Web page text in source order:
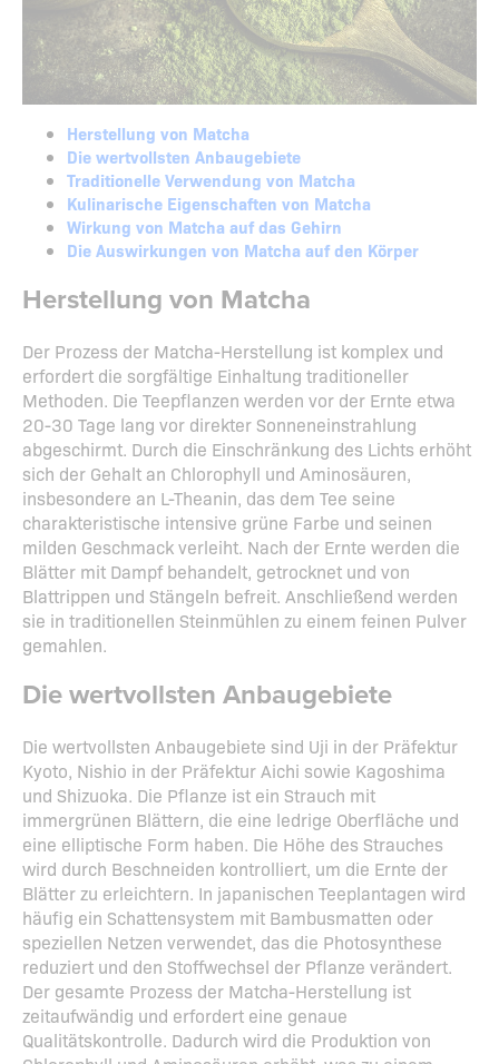
Herstellung von Matcha
Die wertvollsten Anbaugebiete
Traditionelle Verwendung von Matcha
Kulinarische Eigenschaften von Matcha
Wirkung von Matcha auf das Gehirn
Die Auswirkungen von Matcha auf den Körper
Herstellung von Matcha
Der Prozess der Matcha-Herstellung ist komplex und
erfordert die sorgfältige Einhaltung traditioneller
Methoden. Die Teepflanzen werden vor der Ernte etwa
20-30 Tage lang vor direkter Sonneneinstrahlung
abgeschirmt. Durch die Einschränkung des Lichts erhöht
sich der Gehalt an Chlorophyll und Aminosäuren,
insbesondere an L-Theanin, das dem Tee seine
charakteristische intensive grüne Farbe und seinen
milden Geschmack verleiht. Nach der Ernte werden die
Blätter mit Dampf behandelt, getrocknet und von
Blattrippen und Stängeln befreit. Anschließend werden
sie in traditionellen Steinmühlen zu einem feinen Pulver
gemahlen.
Die wertvollsten Anbaugebiete
Die wertvollsten Anbaugebiete sind Uji in der Präfektur
Kyoto, Nishio in der Präfektur Aichi sowie Kagoshima
und Shizuoka. Die Pflanze ist ein Strauch mit
immergrünen Blättern, die eine ledrige Oberfläche und
eine elliptische Form haben. Die Höhe des Strauches
wird durch Beschneiden kontrolliert, um die Ernte der
Blätter zu erleichtern. In japanischen Teeplantagen wird
häufig ein Schattensystem mit Bambusmatten oder
speziellen Netzen verwendet, das die Photosynthese
reduziert und den Stoffwechsel der Pflanze verändert.
Der gesamte Prozess der Matcha-Herstellung ist
zeitaufwändig und erfordert eine genaue
Qualitätskontrolle. Dadurch wird die Produktion von